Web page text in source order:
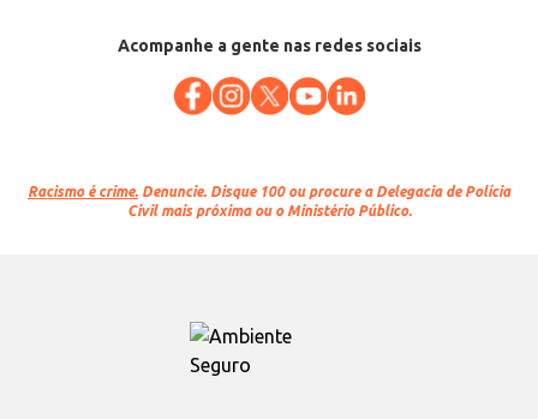
Acompanhe a gente nas redes sociais
Racismo é crime. Denuncie. Disque 100 ou procure a Delegacia de Polícia
Civil mais próxima ou o Ministério Público.